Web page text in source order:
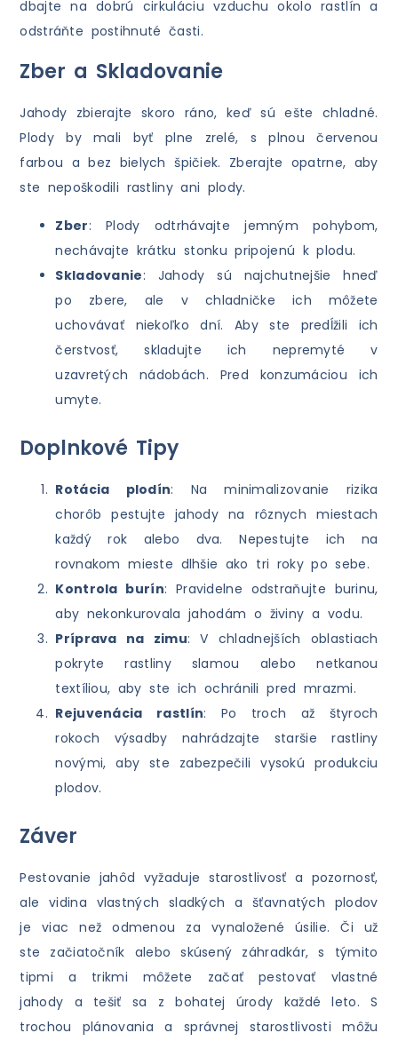
dbajte na dobrú cirkuláciu vzduchu okolo rastlín a
odstráňte postihnuté časti.
Zber a Skladovanie
Jahody zbierajte skoro ráno, keď sú ešte chladné.
Plody by mali byť plne zrelé, s plnou červenou
farbou a bez bielych špičiek. Zberajte opatrne, aby
ste nepoškodili rastliny ani plody.
Zber: Plody odtrhávajte jemným pohybom,
nechávajte krátku stonku pripojenú k plodu.
Skladovanie: Jahody sú najchutnejšie hneď
po zbere, ale v chladničke ich môžete
uchovávať niekoľko dní. Aby ste predĺžili ich
čerstvosť, skladujte ich nepremyté v
uzavretých nádobách. Pred konzumáciou ich
umyte.
Doplnkové Tipy
Rotácia plodín: Na minimalizovanie rizika
chorôb pestujte jahody na rôznych miestach
každý rok alebo dva. Nepestujte ich na
rovnakom mieste dlhšie ako tri roky po sebe.
Kontrola burín: Pravidelne odstraňujte burinu,
aby nekonkurovala jahodám o živiny a vodu.
Príprava na zimu: V chladnejších oblastiach
pokryte rastliny slamou alebo netkanou
textíliou, aby ste ich ochránili pred mrazmi.
Rejuvenácia rastlín: Po troch až štyroch
rokoch výsadby nahrádzajte staršie rastliny
novými, aby ste zabezpečili vysokú produkciu
plodov.
Záver
Pestovanie jahôd vyžaduje starostlivosť a pozornosť,
ale vidina vlastných sladkých a šťavnatých plodov
je viac než odmenou za vynaložené úsilie. Či už
ste začiatočník alebo skúsený záhradkár, s týmito
tipmi a trikmi môžete začať pestovať vlastné
jahody a tešiť sa z bohatej úrody každé leto. S
trochou plánovania a správnej starostlivosti môžu